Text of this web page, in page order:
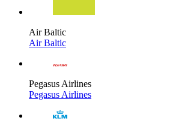
Air Baltic
Air Baltic
Pegasus Airlines
Pegasus Airlines